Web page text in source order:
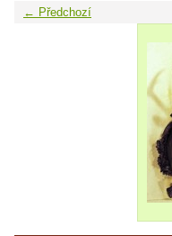
← Předchozí